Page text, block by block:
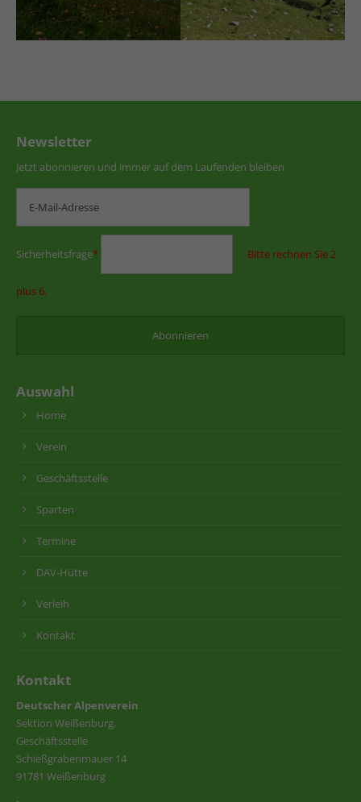
Newsletter
Jetzt abonnieren und immer auf dem Laufenden bleiben
Sicherheitsfrage* Bitte rechnen Sie 2
plus 6.
Auswahl
Home
Verein
Geschäftsstelle
Sparten
Termine
DAV-Hütte
Verleih
Kontakt
Kontakt
Deutscher Alpenverein
Sektion Weißenburg,
Geschäftsstelle
Schießgrabenmauer 14
91781 Weißenburg